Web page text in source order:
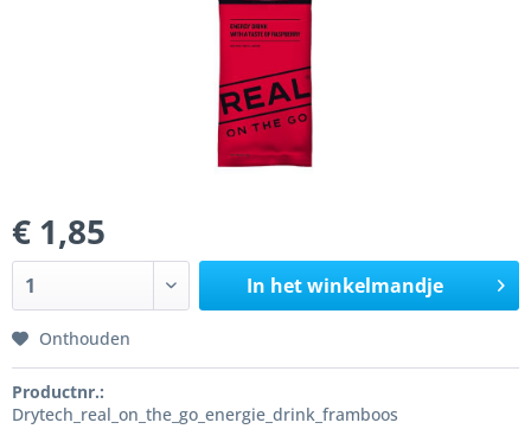
€ 1,85
In het winkelmandje
Onthouden
Productnr.:
Drytech_real_on_the_go_energie_drink_framboos